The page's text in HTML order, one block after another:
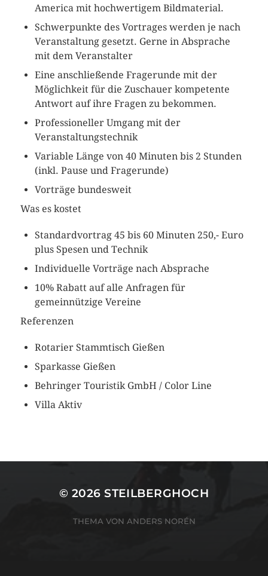
America mit hochwertigem Bildmaterial.
Schwerpunkte des Vortrages werden je nach
Veranstaltung gesetzt. Gerne in Absprache
mit dem Veranstalter
Eine anschließende Fragerunde mit der
Möglichkeit für die Zuschauer kompetente
Antwort auf ihre Fragen zu bekommen.
Professioneller Umgang mit der
Veranstaltungstechnik
Variable Länge von 40 Minuten bis 2 Stunden
(inkl. Pause und Fragerunde)
Vorträge bundesweit
Was es kostet
Standardvortrag 45 bis 60 Minuten 250,- Euro
plus Spesen und Technik
Individuelle Vorträge nach Absprache
10% Rabatt auf alle Anfragen für
gemeinnützige Vereine
Referenzen
Rotarier Stammtisch Gießen
Sparkasse Gießen
Behringer Touristik GmbH / Color Line
Villa Aktiv
© 2026STEILBERGHOCH
THEMA VON ANDERS NORÉN